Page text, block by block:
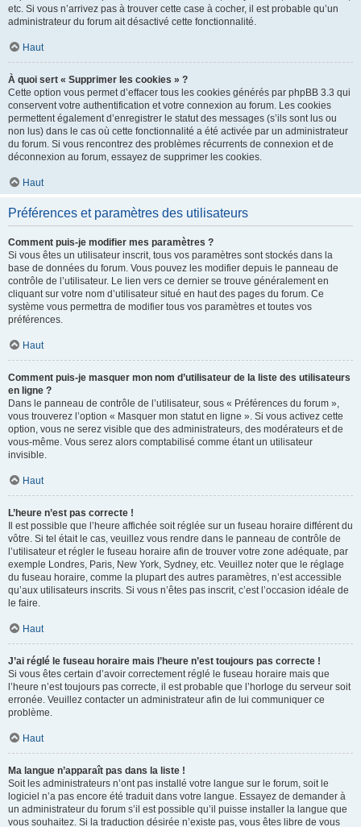
etc. Si vous n’arrivez pas à trouver cette case à cocher, il est probable qu’un
administrateur du forum ait désactivé cette fonctionnalité.
Haut
À quoi sert « Supprimer les cookies » ?
Cette option vous permet d’effacer tous les cookies générés par phpBB 3.3 qui
conservent votre authentification et votre connexion au forum. Les cookies
permettent également d’enregistrer le statut des messages (s’ils sont lus ou
non lus) dans le cas où cette fonctionnalité a été activée par un administrateur
du forum. Si vous rencontrez des problèmes récurrents de connexion et de
déconnexion au forum, essayez de supprimer les cookies.
Haut
Préférences et paramètres des utilisateurs
Comment puis-je modifier mes paramètres ?
Si vous êtes un utilisateur inscrit, tous vos paramètres sont stockés dans la
base de données du forum. Vous pouvez les modifier depuis le panneau de
contrôle de l’utilisateur. Le lien vers ce dernier se trouve généralement en
cliquant sur votre nom d’utilisateur situé en haut des pages du forum. Ce
système vous permettra de modifier tous vos paramètres et toutes vos
préférences.
Haut
Comment puis-je masquer mon nom d’utilisateur de la liste des utilisateurs
en ligne ?
Dans le panneau de contrôle de l’utilisateur, sous « Préférences du forum »,
vous trouverez l’option « Masquer mon statut en ligne ». Si vous activez cette
option, vous ne serez visible que des administrateurs, des modérateurs et de
vous-même. Vous serez alors comptabilisé comme étant un utilisateur
invisible.
Haut
L’heure n’est pas correcte !
Il est possible que l’heure affichée soit réglée sur un fuseau horaire différent du
vôtre. Si tel était le cas, veuillez vous rendre dans le panneau de contrôle de
l’utilisateur et régler le fuseau horaire afin de trouver votre zone adéquate, par
exemple Londres, Paris, New York, Sydney, etc. Veuillez noter que le réglage
du fuseau horaire, comme la plupart des autres paramètres, n’est accessible
qu’aux utilisateurs inscrits. Si vous n’êtes pas inscrit, c’est l’occasion idéale de
le faire.
Haut
J’ai réglé le fuseau horaire mais l’heure n’est toujours pas correcte !
Si vous êtes certain d’avoir correctement réglé le fuseau horaire mais que
l’heure n’est toujours pas correcte, il est probable que l’horloge du serveur soit
erronée. Veuillez contacter un administrateur afin de lui communiquer ce
problème.
Haut
Ma langue n’apparaît pas dans la liste !
Soit les administrateurs n’ont pas installé votre langue sur le forum, soit le
logiciel n’a pas encore été traduit dans votre langue. Essayez de demander à
un administrateur du forum s’il est possible qu’il puisse installer la langue que
vous souhaitez. Si la traduction désirée n’existe pas, vous êtes libre de vous